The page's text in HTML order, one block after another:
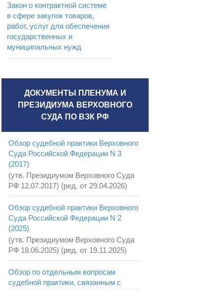
Закон о контрактной системе
в сфере закупок товаров,
работ, услуг для обеспечения
государственных и
муниципальных нужд
ДОКУМЕНТЫ ПЛЕНУМА И
ПРЕЗИДИУМА ВЕРХОВНОГО
СУДА ПО ВЗК РФ
Обзор судебной практики Верховного
Суда Российской Федерации N 3
(2017)
(утв. Президиумом Верховного Суда
РФ 12.07.2017) (ред. от 29.04.2026)
Обзор судебной практики Верховного
Суда Российской Федерации N 2
(2025)
(утв. Президиумом Верховного Суда
РФ 18.06.2025) (ред. от 19.11.2025)
Обзор по отдельным вопросам
судебной практики, связанным с